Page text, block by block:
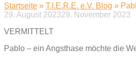
Startseite » T.I.E.R.E. e.V. Blog »
29. August 202329. November 2023
Beitragsnavigation
VERMITTELT
Pablo – ein Angsthase möchte die